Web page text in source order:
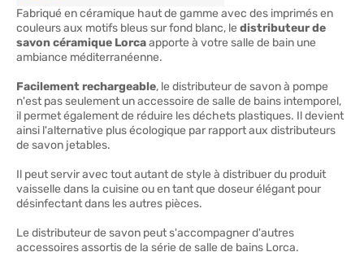
Fabriqué en céramique haut de gamme avec des imprimés en
couleurs aux motifs bleus sur fond blanc, le distributeur de
savon céramique Lorcaapporte à votre salle de bain une
ambiance méditerranéenne.
Facilement rechargeable, le distributeur de savon à pompe
n'est pas seulement un accessoire de salle de bains intemporel,
il permet également de réduire les déchets plastiques. Il devient
ainsi l'alternative plus écologique par rapport aux distributeurs
de savon jetables.
Il peut servir avec tout autant de style à distribuer du produit
vaisselle dans la cuisine ou en tant que doseur élégant pour
désinfectant dans les autres pièces.
Le distributeur de savon peut s'accompagner d'autres
accessoires assortis de la série de salle de bains Lorca.